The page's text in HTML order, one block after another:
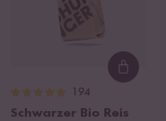
194
Schwarzer Bio Reis